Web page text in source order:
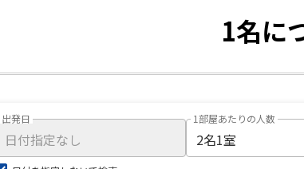
1名に
出発日 1部屋あたりの人数